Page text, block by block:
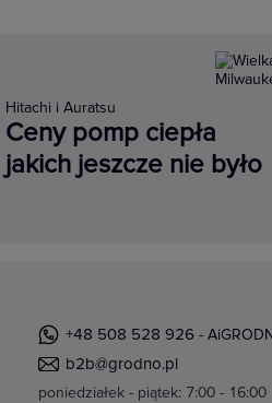
Hitachi i Auratsu
Ceny pomp ciepła
jakich jeszcze nie było
+48 508 528 926 -
b2b@grodno.pl
poniedziałek - piątek: 7:00 - 16:00